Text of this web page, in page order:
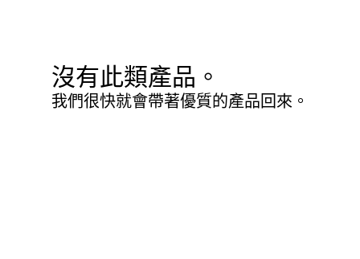
沒有此類產品。
我們很快就會帶著優質的產品回來。